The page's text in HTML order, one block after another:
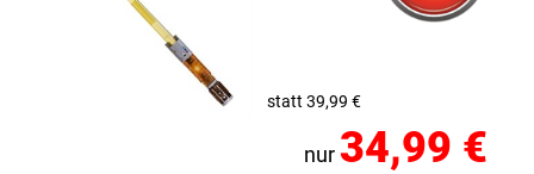
statt 39,99 €
nur34,99 €